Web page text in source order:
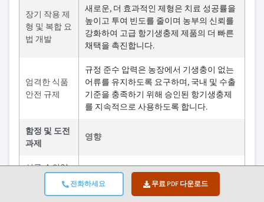
전화하세요 무료 PDF 다운로드
장기 작용 제
형 및 복합 요
법 개발
새로운, 더 효과적인 제형은 치료 성공률을
높이고 투여 빈도를 줄이며 농부의 신뢰를
강화하여 고급 항기생충제 제품의 더 빠른
채택을 촉진합니다.
엄격한 식품
안전 규제
규정 준수 압력은 농장에서 기생충이 없는
어류를 유지하도록 요구하며, 국내 및 수출
기준을 충족하기 위해 승인된 항기생충제
를 지속적으로 사용하도록 합니다.
함정 및 도전
과제
영향
신규 수의약
품 승인에 대
한 엄격한 절
긴 규제 평가로 인해 제품 출시가 지연되어
혁신 속도가 느려지고 농부들이 사용할 수
있는 신규 항충제 옵션이 줄어듭니다.